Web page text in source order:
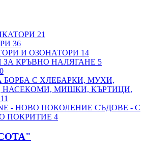
21
36
И ОЗОНАТОРИ 14
ЗА КРЪВНО НАЛЯГАНЕ 5
БОРБА С ХЛЕБАРКИ, МУХИ,
НАСЕКОМИ, МИШКИ, КЪРТИЦИ,
11
- НОВО ПОКОЛЕНИЕ СЪДОВЕ - С
ПОКРИТИЕ 4